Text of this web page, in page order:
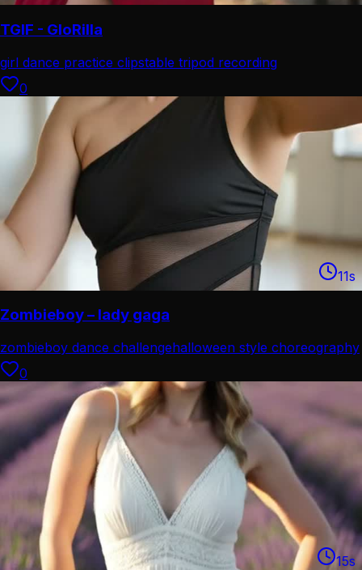
TGIF - GloRilla
girl dance practice clipstable tripod recording
0
11s
Zombieboy – lady gaga
zombieboy dance challengehalloween style choreography
0
15s